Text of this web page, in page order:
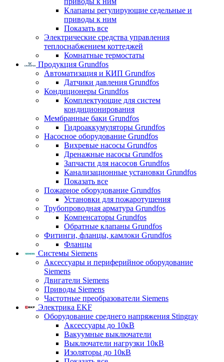
Клапаны регулирующие седельные и
приводы к ним
Показать все
Электрические средства управления
теплоснабжением коттеджей
Комнатные термостаты
Продукция Grundfos
Автоматизация и КИП Grundfos
Датчики давления Grundfos
Кондиционеры Grundfos
Комплектующие для систем
кондиционирования
Мембранные баки Grundfos
Гидроаккумуляторы Grundfos
Насосное оборудование Grundfos
Вихревые насосы Grundfos
Дренажные насосы Grundfos
Запчасти для насосов Grundfos
Канализационные установки Grundfos
Показать все
Пожарное оборудование Grundfos
Установки для пожаротушения
Трубопроводная арматура Grundfos
Компенсаторы Grundfos
Обратные клапаны Grundfos
Фитинги, фланцы, камлоки Grundfos
Фланцы
Системы Siemens
Аксессуары и периферийное оборудование
Siemens
Двигатели Siemens
Приводы Siemens
Частотные преобразователи Siemens
Электрика EKF
Оборудование среднего напряжения Stingray
Аксессуары до 10кВ
Вакуумные выключатели
Выключатели нагрузки 10кВ
Изоляторы до 10кВ